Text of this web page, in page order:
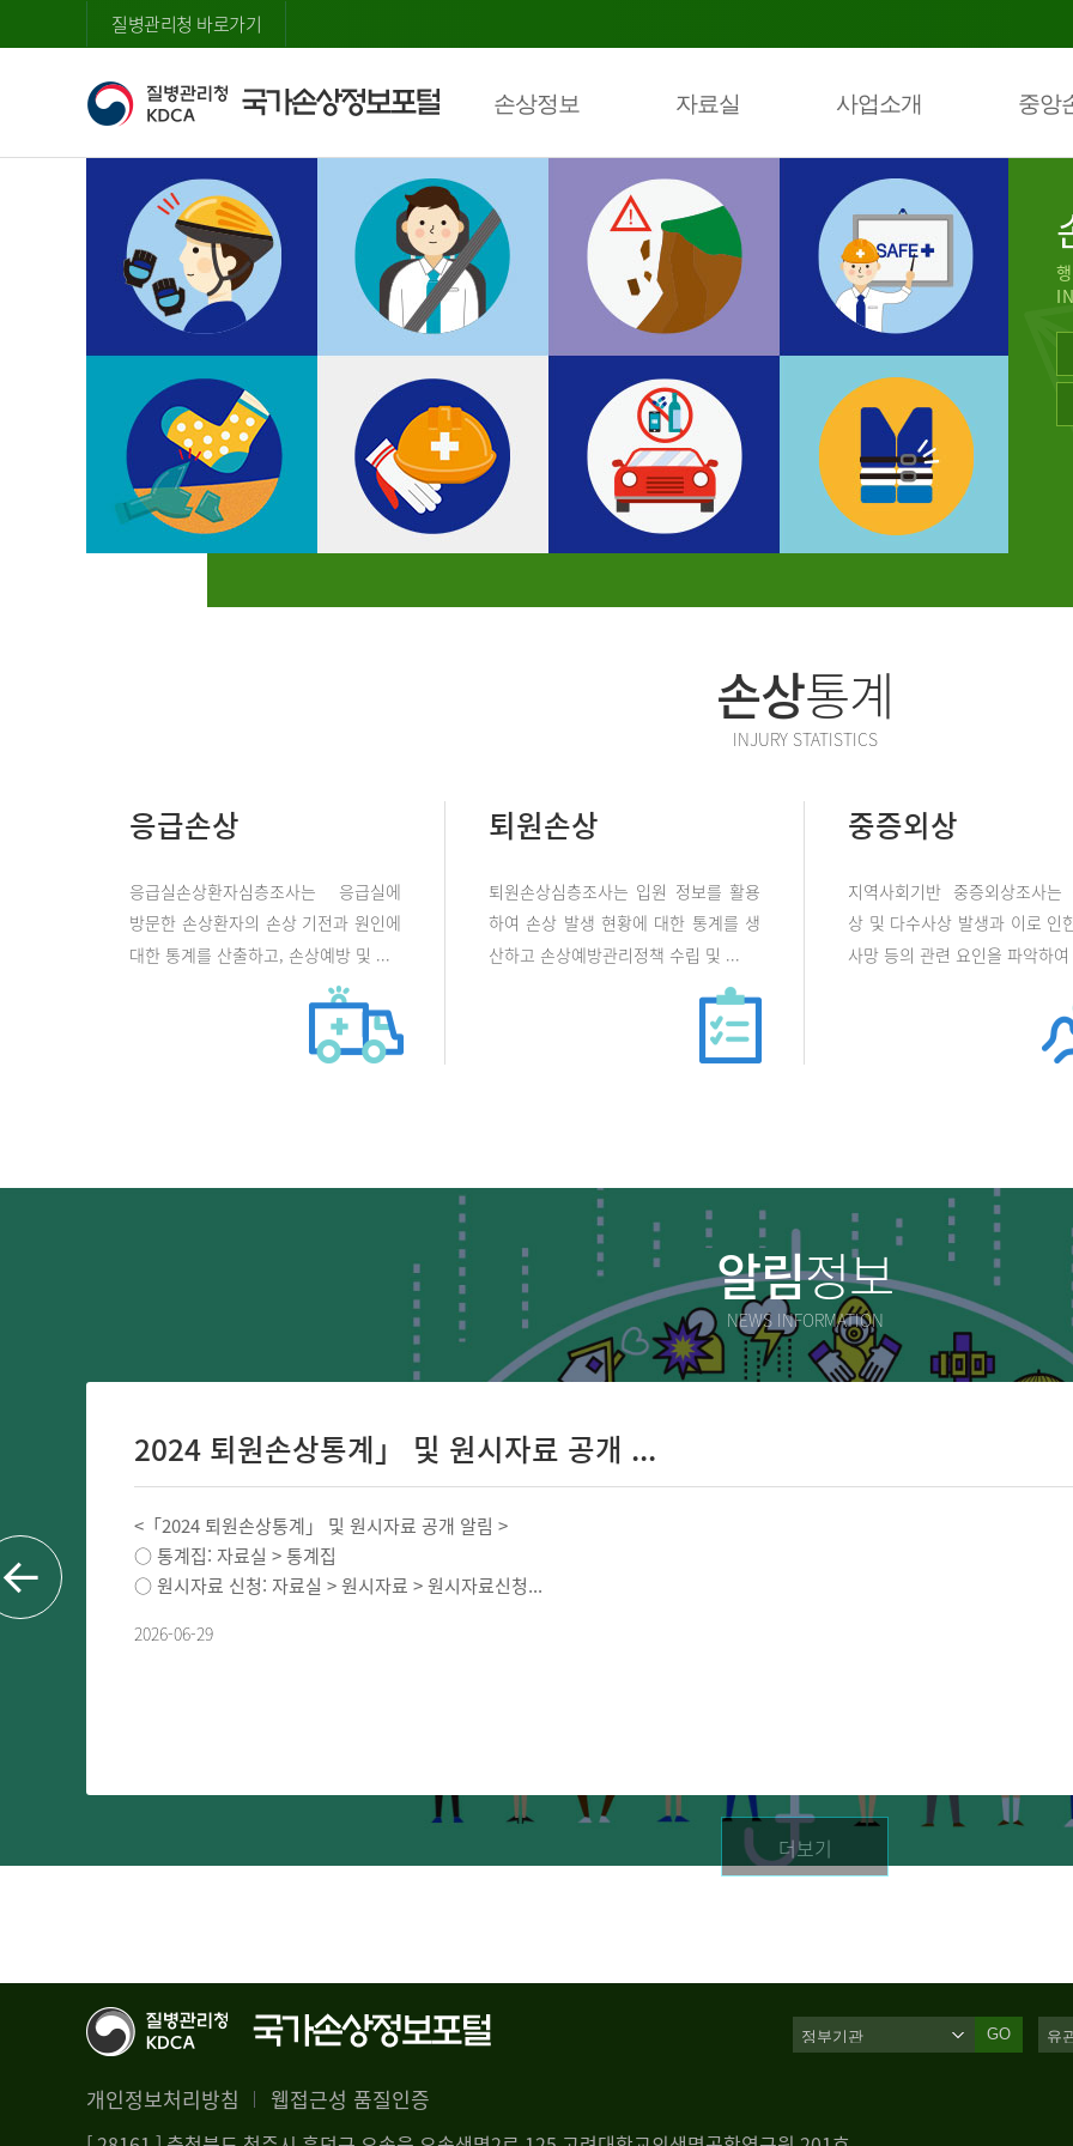
질병관리청 바로가기
손상정보 자료실 사업소개 중앙
손상통계
INJURY STATISTICS
응급손상
응급실손상환자심층조사는 응급실에
방문한 손상환자의 손상 기전과 원인에
대한 통계를 산출하고, 손상예방 및 ...
퇴원손상
퇴원손상심층조사는 입원 정보를 활용
하여 손상 발생 현황에 대한 통계를 생
산하고 손상예방관리정책 수립 및 ...
중증외상
지역사회기반 중증외상조사는
상 및 다수사상 발생과 이로 인
사망 등의 관련 요인을 파악하
알림정보
NEWS INFORMATION
2024 퇴원손상통계」 및 원시자료 공개 ...
<「2024 퇴원손상통계」 및 원시자료 공개 알림 >
○ 통계집: 자료실 > 통계집
○ 원시자료 신청: 자료실 > 원시자료 > 원시자료신청...
2026-06-29
더보기
개인정보처리방침 웹접근성 품질인증
GO